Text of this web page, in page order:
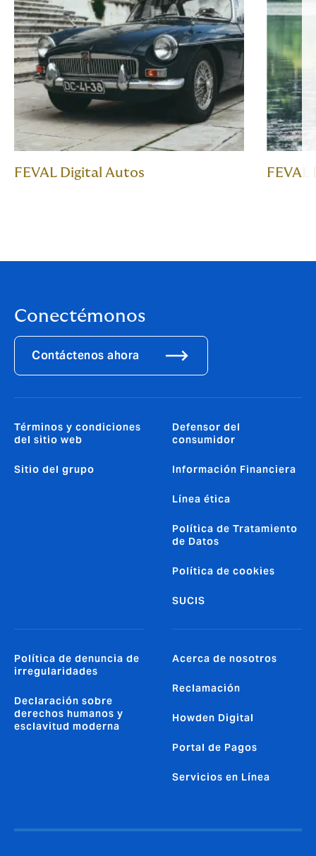
FEVAL Digital Autos FEVAL
Conectémonos
Contáctenos ahora
Términos y condiciones
del sitio web
Sitio del grupo
Defensor del
consumidor
Información Financiera
Línea ética
Política de Tratamiento
de Datos
Política de cookies
SUCIS
Política de denuncia de
irregularidades
Declaración sobre
derechos humanos y
esclavitud moderna
Acerca de nosotros
Reclamación
Howden Digital
Portal de Pagos
Servicios en Línea